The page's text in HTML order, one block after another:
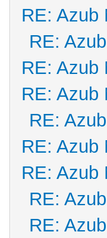
RE: Azub
RE:
RE: Azub
RE: Azub
RE:
RE: Azub
RE: Azub
RE:
RE: